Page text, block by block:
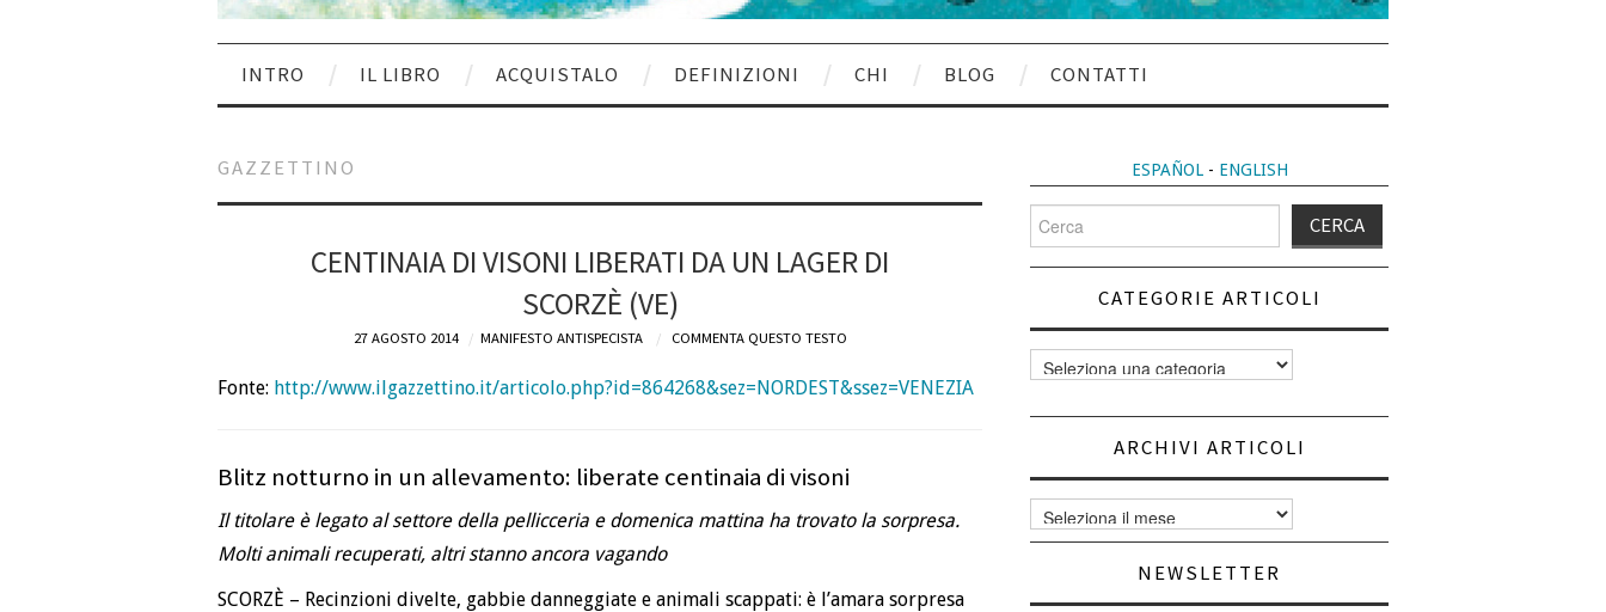
INTRO IL LIBRO ACQUISTALO DEFINIZIONI CHI BLOG CONTATTI
GAZZETTINO
CENTINAIA DI VISONI LIBERATI DA UN LAGER DI
SCORZÈ (VE)
27 AGOSTO 2014 MANIFESTO ANTISPECISTA COMMENTA QUESTO TESTO
Fonte: http://www.ilgazzettino.it/articolo.php?id=864268&sez=NORDEST&ssez=VENEZIA
Blitz notturno in un allevamento: liberate centinaia di visoni
Il titolare è legato al settore della pellicceria e domenica mattina ha trovato la sorpresa.
Molti animali recuperati, altri stanno ancora vagando
SCORZÈ – Recinzioni divelte, gabbie danneggiate e animali scappati: è l’amara sorpresa
ESPAÑOL- ENGLISH
per:
CATEGORIE ARTICOLI
Categorie
articoli
ARCHIVI ARTICOLI
Archivi
articoli
NEWSLETTER